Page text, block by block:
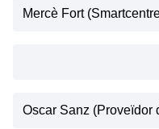
Mercè Fort
Oscar Sanz (Proveïdor